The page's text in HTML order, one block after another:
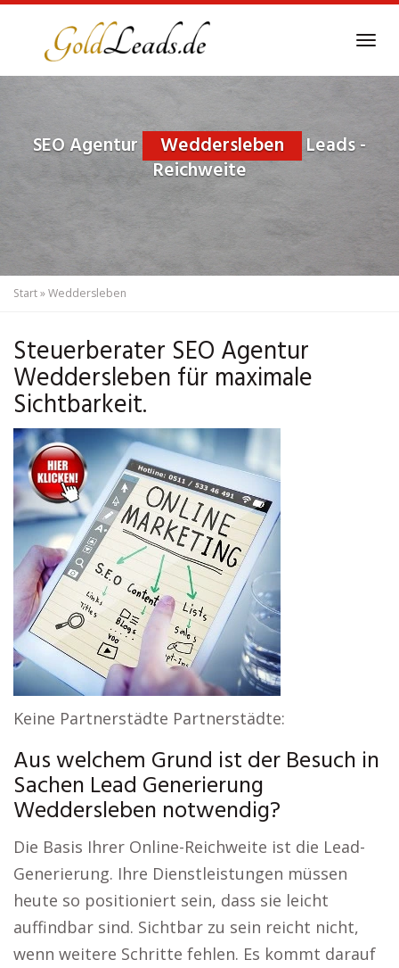
SEO Agentur Weddersleben
Leads -
Reichweite
Start»Weddersleben
Steuerberater SEO Agentur
Weddersleben für maximale
Sichtbarkeit.
Keine Partnerstädte Partnerstädte:
Aus welchem Grund ist der Besuch in
Sachen Lead Generierung
Weddersleben notwendig?
Die Basis Ihrer Online-Reichweite ist die Lead-
Generierung. Ihre Dienstleistungen müssen
heute so positioniert sein, dass sie leicht
auffindbar sind. Sichtbar zu sein reicht nicht,
wenn weitere Schritte fehlen. Es kommt darauf